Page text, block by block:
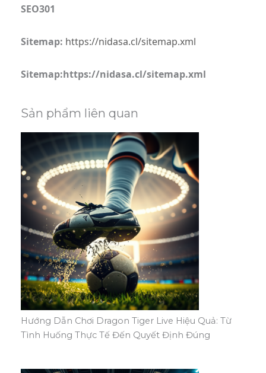
SEO301
Sitemap: https://nidasa.cl/sitemap.xml
Sitemap:https://nidasa.cl/sitemap.xml
Sản phẩm liên quan
Hướng Dẫn Chơi Dragon Tiger Live Hiệu Quả: Từ
Tình Huống Thực Tế Đến Quyết Định Đúng